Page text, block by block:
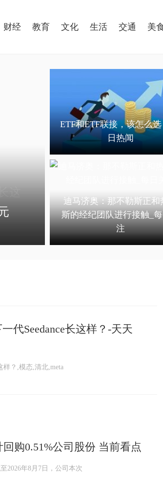
财经 教育 文化 生活 交通 美
这
ETF和ETF联接，该怎么
日热闻
迪马济奥：那不勒斯正和
斯的经纪团队进行接触_
注
代Seedance长这样？-天天
样？,模态,清北,meta
购0.51%公司股份 当前看点
2026年8月7日，公司本次